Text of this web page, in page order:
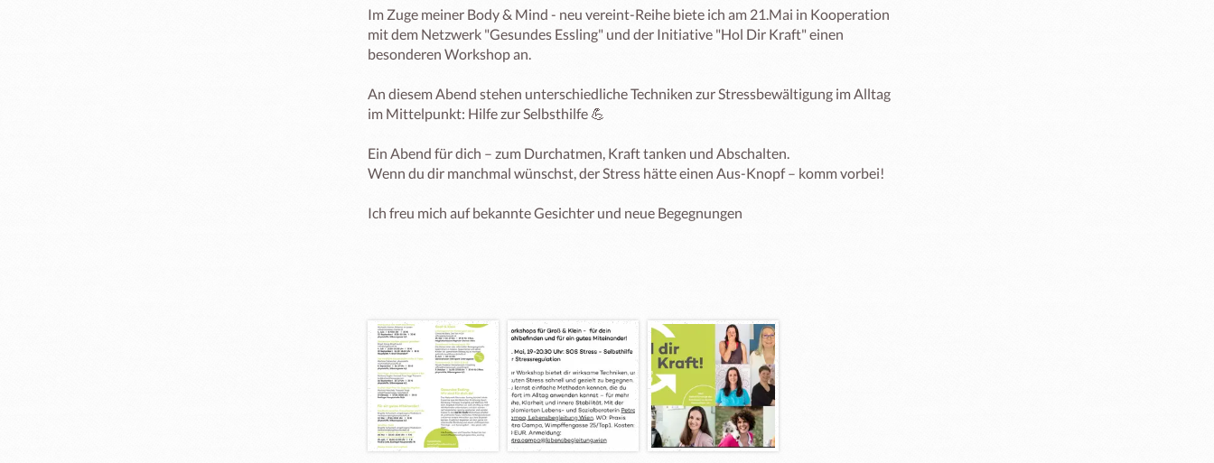
Im Zuge meiner Body & Mind - neu vereint-Reihe biete ich am 21.Mai in Kooperation
mit dem Netzwerk "Gesundes Essling" und der Initiative "Hol Dir Kraft" einen
besonderen Workshop an.
An diesem Abend stehen unterschiedliche Techniken zur Stressbewältigung im Alltag
im Mittelpunkt: Hilfe zur Selbsthilfe 💪
Ein Abend für dich – zum Durchatmen, Kraft tanken und Abschalten.
Wenn du dir manchmal wünschst, der Stress hätte einen Aus-Knopf – komm vorbei!
Ich freu mich auf bekannte Gesichter und neue Begegnungen